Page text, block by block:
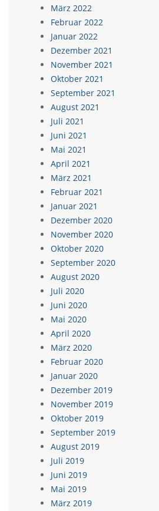
März 2022
Februar 2022
Januar 2022
Dezember 2021
November 2021
Oktober 2021
September 2021
August 2021
Juli 2021
Juni 2021
Mai 2021
April 2021
März 2021
Februar 2021
Januar 2021
Dezember 2020
November 2020
Oktober 2020
September 2020
August 2020
Juli 2020
Juni 2020
Mai 2020
April 2020
März 2020
Februar 2020
Januar 2020
Dezember 2019
November 2019
Oktober 2019
September 2019
August 2019
Juli 2019
Juni 2019
Mai 2019
März 2019